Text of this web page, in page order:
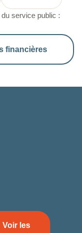
service public :
financières
Voir les